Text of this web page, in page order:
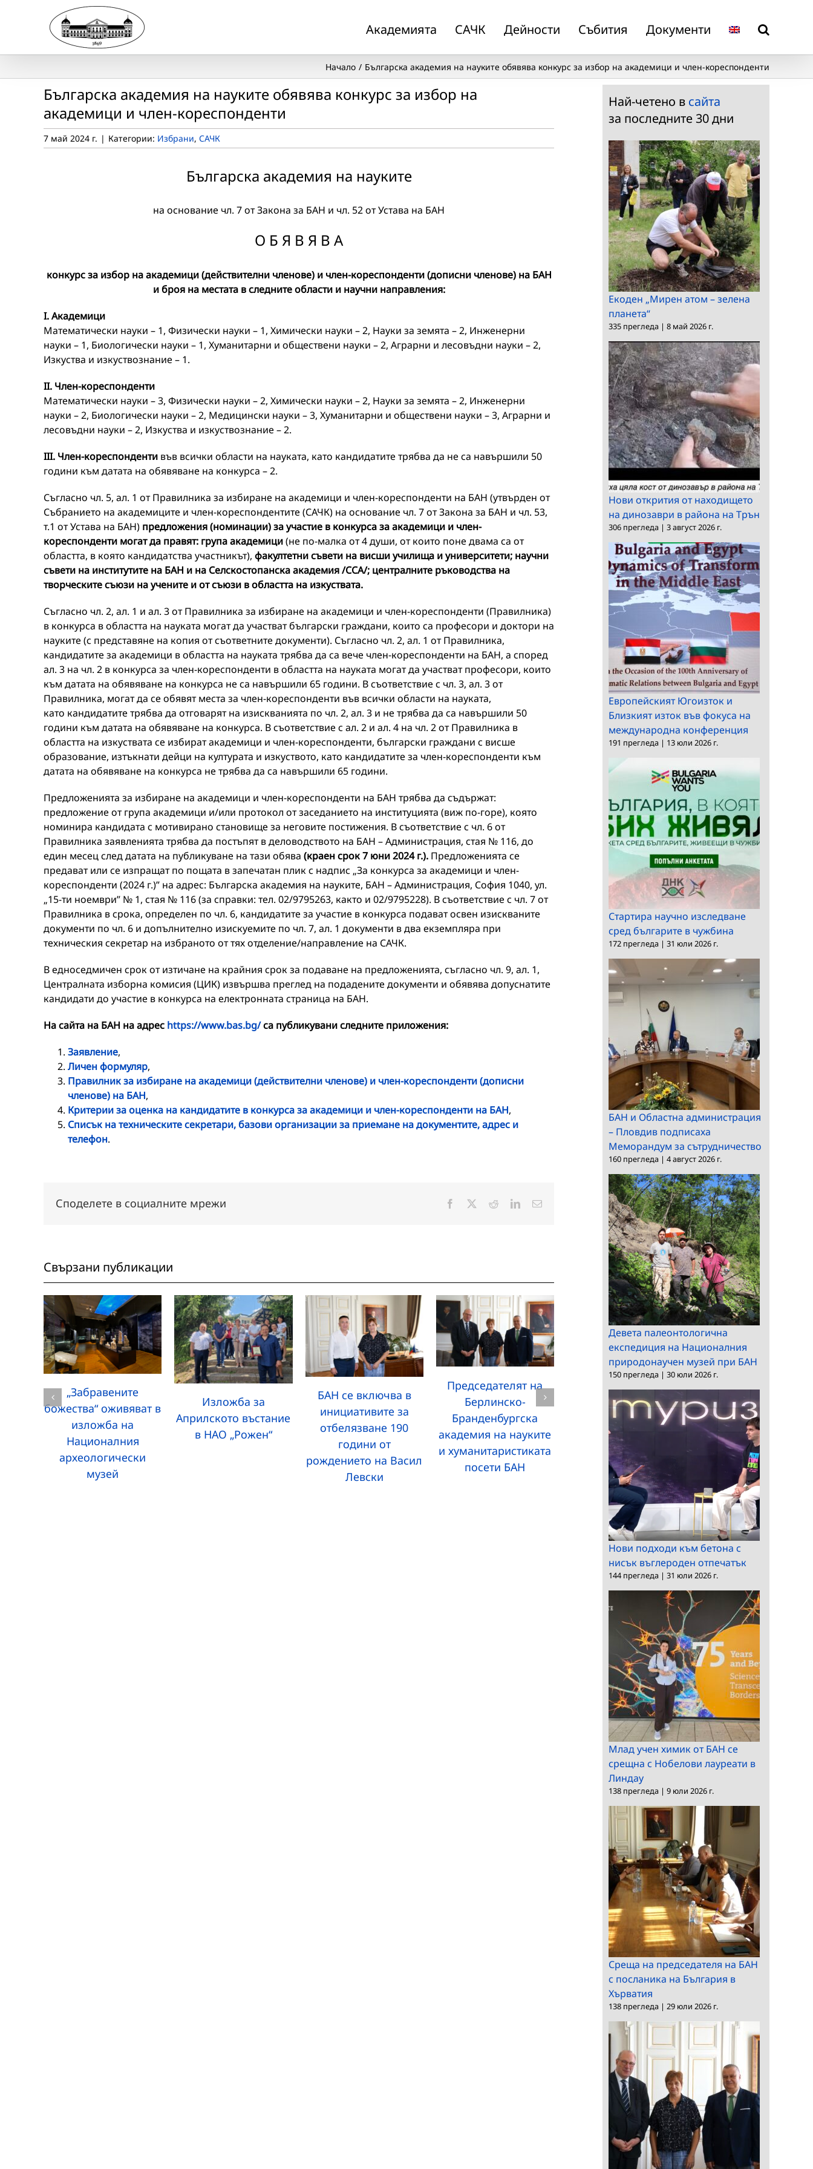
Академията САЧК Дейности Събития Документи
Начало Българска академия на науките обявява конкурс за избор на академици и член-кореспонденти
Българска академия на науките обявява конкурс за избор на
академици и член-кореспонденти
7 май 2024 г. | Категории: Избрани, САЧК
Българска академия на науките
на основание чл. 7 от Закона за БАН и чл. 52 от Устава на БАН
О Б Я В Я В А
конкурс за избор на академици (действителни членове) и член-кореспонденти (дописни членове) на БАН
и броя на местата в следните области и научни направления:
I. Академици
Математически науки – 1, Физически науки – 1, Химически науки – 2, Науки за земята – 2, Инженерни
науки – 1, Биологически науки – 1, Хуманитарни и обществени науки – 2, Аграрни и лесовъдни науки – 2,
Изкуства и изкуствознание – 1.
II. Член-кореспонденти
Математически науки – 3, Физически науки – 2, Химически науки – 2, Науки за земята – 2, Инженерни
науки – 2, Биологически науки – 2, Медицински науки – 3, Хуманитарни и обществени науки – 3, Аграрни и
лесовъдни науки – 2, Изкуства и изкуствознание – 2.
III. Член-кореспонденти във всички области на науката, като кандидатите трябва да не са навършили 50
години към датата на обявяване на конкурса – 2.
Съгласно чл. 5, ал. 1 от Правилника за избиране на академици и член-кореспонденти на БАН (утвърден от
Събранието на академиците и член-кореспондентите (САЧК) на основание чл. 7 от Закона за БАН и чл. 53,
т.1 от Устава на БАН) предложения (номинации) за участие в конкурса за академици и член-
кореспонденти могат да правят: група академици(не по-малка от 4 души, от които поне двама са от
областта, в която кандидатства участникът), факултетни съвети на висши училища и университети; научни
съвети на институтите на БАН и на Селскостопанска академия /ССА/; централните ръководства на
творческите съюзи на учените и от съюзи в областта на изкуствата.
Съгласно чл. 2, ал. 1 и ал. 3 от Правилника за избиране на академици и член-кореспонденти (Правилника)
в конкурса в областта на науката могат да участват български граждани, които са професори и доктори на
науките (с представяне на копия от съответните документи). Съгласно чл. 2, ал. 1 от Правилника,
кандидатите за академици в областта на науката трябва да са вече член-кореспонденти на БАН, а според
ал. 3 на чл. 2 в конкурса за член-кореспонденти в областта на науката могат да участват професори, които
към датата на обявяване на конкурса не са навършили 65 години. В съответствие с чл. 3, ал. 3 от
Правилника, могат да се обявят места за член-кореспонденти във всички области на науката,
като кандидатите трябва да отговарят на изискванията по чл. 2, ал. 3 и не трябва да са навършили 50
години към датата на обявяване на конкурса. В съответствие с ал. 2 и ал. 4 на чл. 2 от Правилника в
областта на изкуствата се избират академици и член-кореспонденти, български граждани с висше
образование, изтъкнати дейци на културата и изкуството, като кандидатите за член-кореспонденти към
датата на обявяване на конкурса не трябва да са навършили 65 години.
Предложенията за избиране на академици и член-кореспонденти на БАН трябва да съдържат:
предложение от група академици и/или протокол от заседанието на институцията (виж по-горе), която
номинира кандидата с мотивирано становище за неговите постижения. В съответствие с чл. 6 от
Правилника заявленията трябва да постъпят в деловодството на БАН – Администрация, стая № 116, до
един месец след датата на публикуване на тази обява (краен срок 7 юни 2024 г.). Предложенията се
предават или се изпращат по пощата в запечатан плик с надпис „За конкурса за академици и член-
кореспонденти (2024 г.)” на адрес: Българска академия на науките, БАН – Администрация, София 1040, ул.
„15-ти ноември” № 1, стая № 116 (за справки: тел. 02/9795263, както и 02/9795228). В съответствие с чл. 7 от
Правилника в срока, определен по чл. 6, кандидатите за участие в конкурса подават освен изискваните
документи по чл. 6 и допълнително изискуемите по чл. 7, ал. 1 документи в два екземпляра при
техническия секретар на избраното от тях отделение/направление на САЧК.
В едноседмичен срок от изтичане на крайния срок за подаване на предложенията, съгласно чл. 9, ал. 1,
Централната изборна комисия (ЦИК) извършва преглед на подадените документи и обявява допуснатите
кандидати до участие в конкурса на електронната страница на БАН.
На сайта на БАН на адрес https://www.bas.bg/са публикувани следните приложения:
Заявление,
Личен формуляр,
Правилник за избиране на академици (действителни членове) и член-кореспонденти (дописни
членове) на БАН,
Критерии за оценка на кандидатите в конкурса за академици и член-кореспонденти на БАН,
Списък на техническите секретари, базови организации за приемане на документите, адрес и
телефон.
Споделете в социалните мрежи Facebook RedditLinkedInЕлектронна
Свързани публикации
„Забравените
божества“ оживяват в
изложба на
Националния
археологически
музей
Изложба за
Априлското въстание
в НАО „Рожен“
БАН се включва в
инициативите за
отбелязване 190
години от
рождението на Васил
Левски
Председателят на
Берлинско-
Бранденбургска
академия на науките
и хуманитаристиката
посети БАН
БАН и Областна
администрация –
Пловдив подписаха
Меморандум за
сътрудничество
Нови открития от
находището на
динозаври в района
на Трън
Най-четено в сайта
за последните 30 дни
Екоден „Мирен атом – зелена
планета“
335 прегледа | 8 май 2026 г.
Нови открития от находището
на динозаври в района на Трън
306 прегледа | 3 август 2026 г.
Европейският Югоизток и
Близкият изток във фокуса на
международна конференция
191 прегледа | 13 юли 2026 г.
Стартира научно изследване
сред българите в чужбина
172 прегледа | 31 юли 2026 г.
БАН и Областна администрация
– Пловдив подписаха
Меморандум за сътрудничество
160 прегледа | 4 август 2026 г.
Девета палеонтологична
експедиция на Националния
природонаучен музей при БАН
150 прегледа | 30 юли 2026 г.
Нови подходи към бетона с
нисък въглероден отпечатък
144 прегледа | 31 юли 2026 г.
Млад учен химик от БАН се
срещна с Нобелови лауреати в
Линдау
138 прегледа | 9 юли 2026 г.
Среща на председателя на БАН
с посланика на България в
Хърватия
138 прегледа | 29 юли 2026 г.